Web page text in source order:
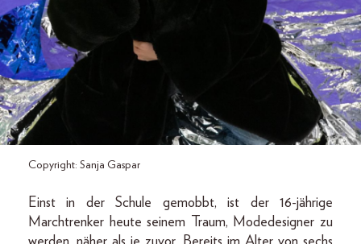
Copyright: Sanja Gaspar
Einst in der Schule gemobbt, ist der 16-jährige
Marchtrenker heute seinem Traum, Modedesigner zu